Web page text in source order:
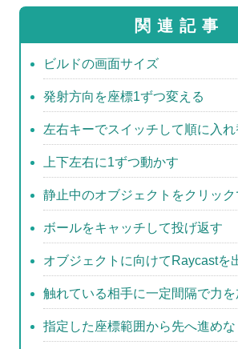
tt
er
c
e
b
o
o
k
e 関連記事
ビルドの画面サイズ
発射方向を座標1ずつ変える
左右キーでスイッチして順に入れ
上下左右に1ずつ動かす
静止中のオブジェクトをクリッ
ボールをキャッチして投げ返す
オブジェクトに向けてRaycastを
触れている相手に一定間隔で力を
指定した座標範囲から先へ進めな